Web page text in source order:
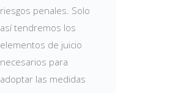
riesgos penales. Solo
así tendremos los
elementos de juicio
necesarios para
adoptar las medidas